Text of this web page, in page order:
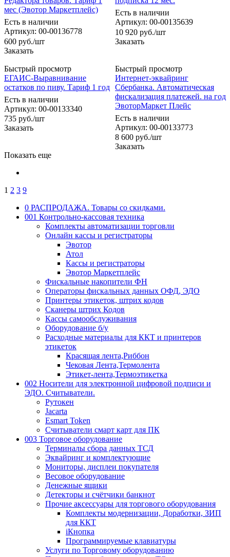
мес (Эвотор Маркетплейс)
Есть в наличии
Артикул: 00-00136778
600 руб./шт
Заказать
Есть в наличии
Артикул: 00-00135639
10 920 руб./шт
Заказать
Быстрый просмотр
ЕГАИС-Выравнивание
остатков по пиву. Тариф 1 год
Есть в наличии
Артикул: 00-00133340
735 руб./шт
Заказать
Быстрый просмотр
Интернет-эквайринг
Сбербанка. Автоматическая
фискализация платежей. на год
ЭвоторМаркет Плейс
Есть в наличии
Артикул: 00-00133773
8 600 руб./шт
Заказать
Показать еще
1 2 3 9
0 РАСПРОДАЖА. Товары со скидками.
001 Контрольно-кассовая техника
Комплекты автоматизации торговли
Онлайн кассы и регистраторы
Эвотор
Атол
Кассы и регистраторы
Эвотор Маркетплейс
Фискальные накопители ФН
Операторы фискальных данных ОФД, ЭДО
Принтеры этикеток, штрих кодов
Сканеры штрих Кодов
Кассы самообслуживания
Оборудование б/у
Расходные материалы для ККТ и принтеров
этикеток
Красящая лента,Риббон
Чековая Лента,Термолента
Этикет-лента,Термоэтикетка
002 Носители для электронной цифровой подписи и
ЭДО. Считыватели.
Рутокен
Jacarta
Esmart Token
Считыватели смарт карт для ПК
003 Торговое оборудование
Терминалы сбора данных ТСД
Эквайринг и комплектующие
Мониторы, дисплеи покупателя
Весовое оборудование
Денежные ящики
Детекторы и счётчики банкнот
Прочие аксессуары для торгового оборудования
Комплекты модернизации, Доработки, ЗИП
для ККТ
iКнопка
Программируемые клавиатуры
Услуги по Торговому оборудованию